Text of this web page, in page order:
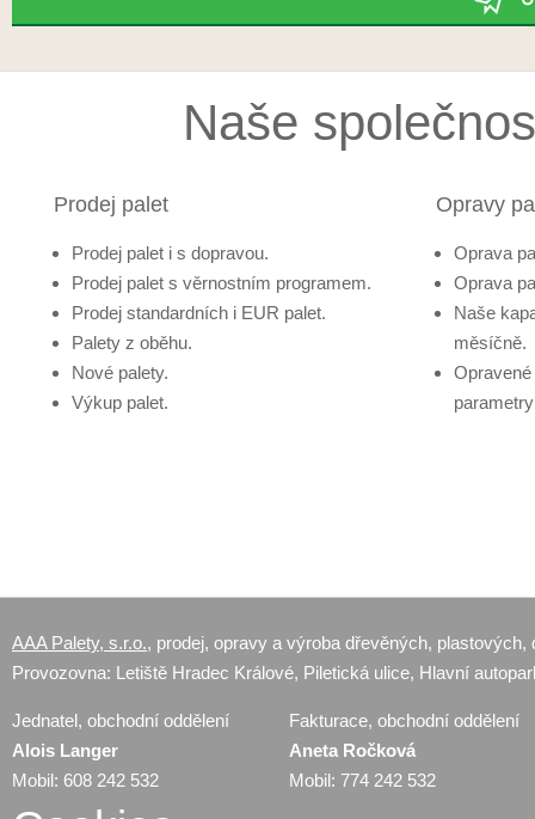
Naše
Prodej palet
Prodej palet i s dopravou.
Prodej palet s věrnostním programem.
Prodej standardních i EUR palet.
Palety z oběhu.
Nové palety.
Výkup palet.
Opravy
Oprava
Oprava
Naše
měsíčně.
AAA Palety, s.r.o., prodej, opravy a výroba dřevěných, plastových,
Provozovna: Letiště Hradec Králové, Piletická ulice, Hlavní
Jednatel, obchodní oddělení
Alois Langer
Mobil: 608 242 532
Fakturace, obchodní oddělení
Aneta Ročková
Mobil: 774 242 532